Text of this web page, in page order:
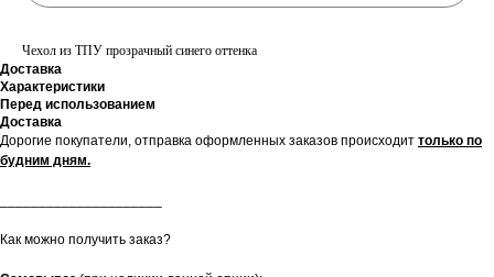
Чехол из ТПУ прозрачный синего оттенка
Доставка
Характеристики
Перед использованием
Доставка
Дорогие покупатели, отправка оформленных заказов происходит только по
будним дням.
Как можно получить заказ?